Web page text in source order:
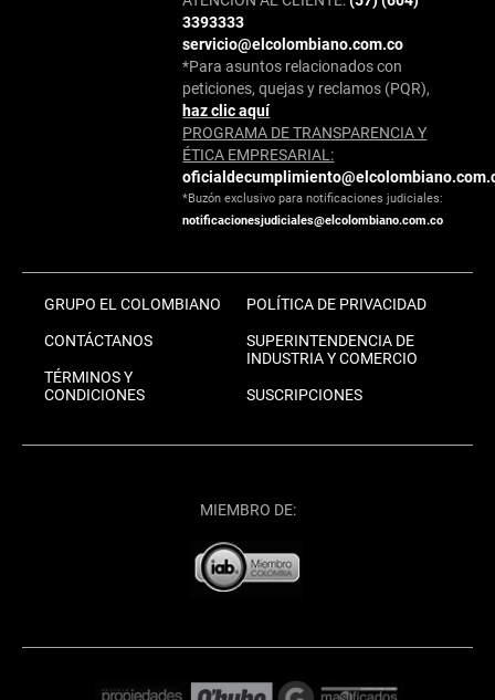
3393333
servicio@elcolombiano.com.co
*Para asuntos relacionados con
peticiones, quejas y reclamos (PQR),
haz clic aquí
PROGRAMA DE TRANSPARENCIA Y
ÉTICA EMPRESARIAL:
*Buzón exclusivo para notificaciones judiciales:
notificacionesjudiciales@elcolombiano.com.co
GRUPO EL COLOMBIANO
CONTÁCTANOS
TÉRMINOS Y
CONDICIONES
POLÍTICA DE PRIVACIDAD
SUPERINTENDENCIA DE
INDUSTRIA Y COMERCIO
SUSCRIPCIONES
MIEMBRO DE: